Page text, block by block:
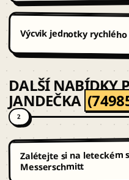
Výcvik jednotky rychlého
DALŠÍ NABÍDKY
JANDEČKA
2
Zalétejte si na leteckém
Messerschmitt